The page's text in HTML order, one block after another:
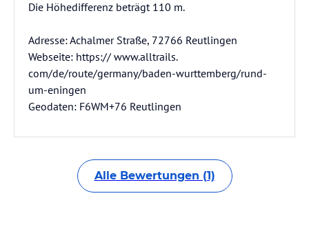
Die Höhedifferenz beträgt 110 m.
Adresse: Achalmer Straße, 72766 Reutlingen
Webseite: https:// www.alltrails.
com/de/route/germany/baden-wurttemberg/rund-
um-eningen
Geodaten: F6WM+76 Reutlingen
Alle Bewertungen (1)